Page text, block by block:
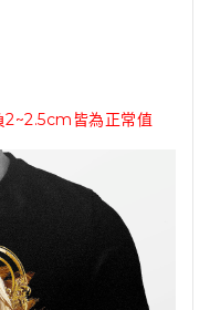
皆為正常值